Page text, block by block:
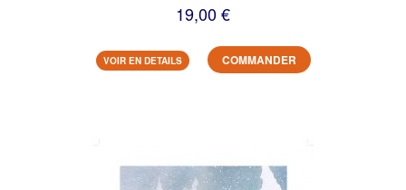
19,00 €
VOIR EN DETAILS COMMANDER